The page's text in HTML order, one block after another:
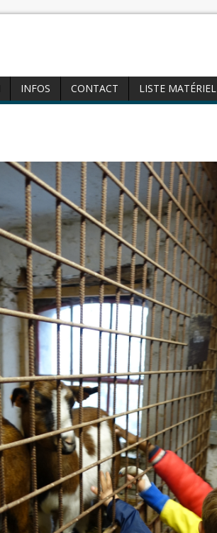
INFOS CONTACT LISTE MATÉRIEL